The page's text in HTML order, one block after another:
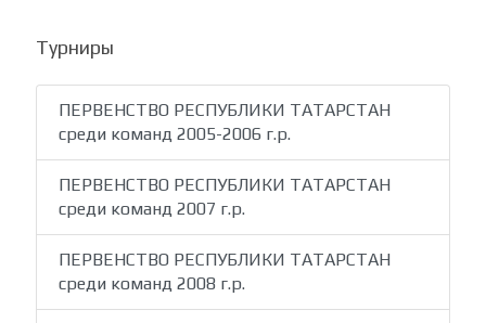
Турниры
ПЕРВЕНСТВО РЕСПУБЛИКИ ТАТАРСТАН
среди команд 2005-2006 г.р.
ПЕРВЕНСТВО РЕСПУБЛИКИ ТАТАРСТАН
среди команд 2007 г.р.
ПЕРВЕНСТВО РЕСПУБЛИКИ ТАТАРСТАН
среди команд 2008 г.р.